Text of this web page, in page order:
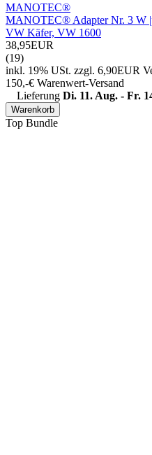
MANOTEC®
MANOTEC® Adapter Nr. 3 W
VW Käfer, VW 1600
38,95EUR
(19)
inkl. 19% USt. zzgl. 6,90EUR
150,-€ Warenwert-Versand
Lieferung Di. 11. Aug. - Fr.
Warenkorb
Top Bundle